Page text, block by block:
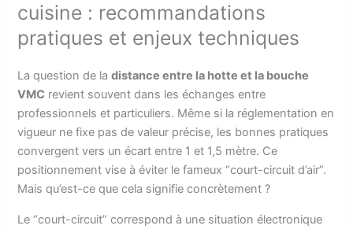
cuisine : recommandations
pratiques et enjeux techniques
La question de ladistance entre la hotte et la bouche
VMC revient souvent dans les échanges entre
professionnels et particuliers. Même si la réglementation en
vigueur ne fixe pas de valeur précise, les bonnes pratiques
convergent vers un écart entre 1 et 1,5 mètre. Ce
positionnement vise à éviter le fameux “court-circuit d’air”.
Mais qu’est-ce que cela signifie concrètement ?
Le “court-circuit” correspond à une situation électronique